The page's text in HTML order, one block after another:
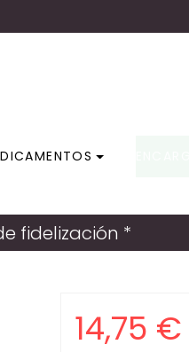
fidelización *
14,75 €